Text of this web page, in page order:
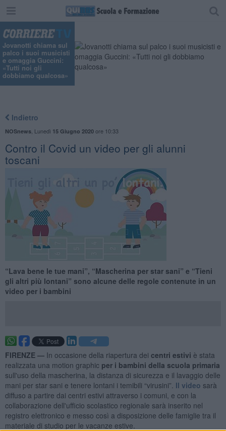
Jovanotti chiama sul
palco i suoi musicisti
e omaggia Guccini:
«Tutti noi gli
dobbiamo qualcosa»
Indietro
NOSnews, Lunedì 15 Giugno 2020ore 10:33
Contro il Covid un video per gli alunni
toscani
“Lava bene le tue mani”, “Mascherina per star sani” e “Tieni
gli altri più lontani” sono alcune delle regole contenute in un
video per i bambini
FIRENZE — In occasione della riapertura dei centri estivi è stata
realizzata una motion graphic per i bambini della scuola primaria
sull'uso della mascherina, la distanza di sicurezza e il lavaggio delle
mani per star sani e tenere lontani i temibili “virusini”. Il video sarà
diffuso a partire dai centri estivi attraverso i comuni, e con la
collaborazione dell'ufficio scolastico regionale sarà inserito nel
registro elettronico e messo così a disposizione delle famiglie tra il
materiale di studio per le vacanze estive.